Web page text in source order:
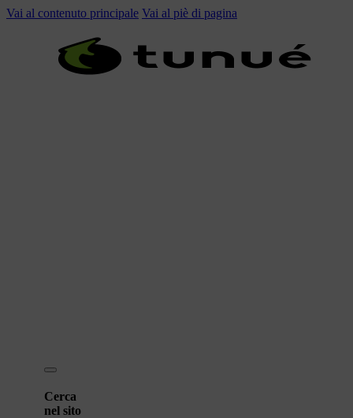
Vai al contenuto principale Vai al piè di pagina
Cerca
nel sito